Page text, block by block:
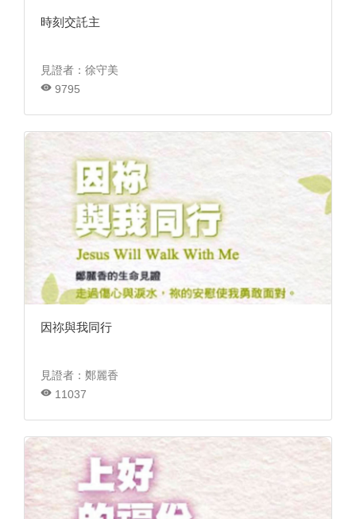
時刻交託主
見證者：徐守美
9795
因祢與我同行
見證者：鄭麗香
11037